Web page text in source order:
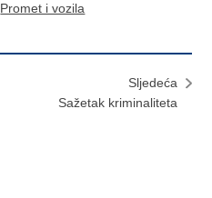
Promet i vozila
Sljedeća
Sažetak kriminaliteta